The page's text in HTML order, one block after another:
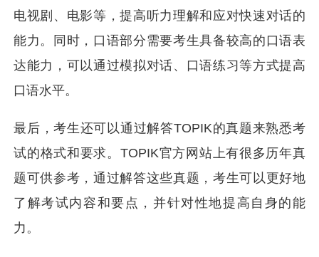
电视剧、电影等，提高听力理解和应对快速对话的
能力。同时，口语部分需要考生具备较高的口语表
达能力，可以通过模拟对话、口语练习等方式提高
口语水平。
最后，考生还可以通过解答TOPIK的真题来熟悉考
试的格式和要求。TOPIK官方网站上有很多历年真
题可供参考，通过解答这些真题，考生可以更好地
了解考试内容和要点，并针对性地提高自身的能
力。